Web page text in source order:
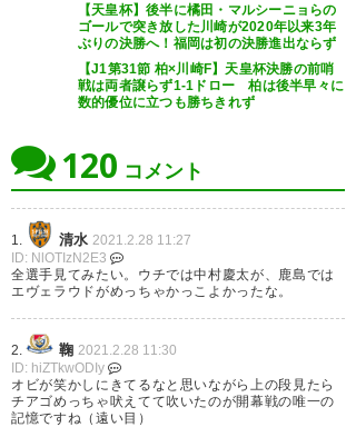
選手紹介のやつおもろwww 脇坂
キュンです
— へニョナーデ【ｳｯﾁｰ】🐻ﾄｼﾄｼ
脇坂のイメージ写真癖やばw
— がなもんじゃ (gooner416)
2021, 2月 26
【天皇杯】後半に橘田・マルシーニョらの
ゴールで突き放した川崎が2020年以来3年
ぶりの決勝へ！福岡は初の決勝進出ならず
【J1第31節 柏×川崎F】天皇杯決勝の前哨
戦は両者譲らず1-1ドロー 柏は後半早々に
数的優位に立つも勝ちきれず
120 コメント
1. 清水 2021.2.28 11:27
ID: NlOTIzN2E3
全選手見てみたい。ウチでは中村慶太が、鹿島では
エヴェラウドがめっちゃかっこよかったな。
2. 鞠 2021.2.28 11:30
ID: hiZTkwODIy
オビが笑かしにきてるなと思いながら上の段見たら
チアゴめっちゃ吠えてて吹いたのが開幕戦の唯一の
記憶ですね（遠い目）